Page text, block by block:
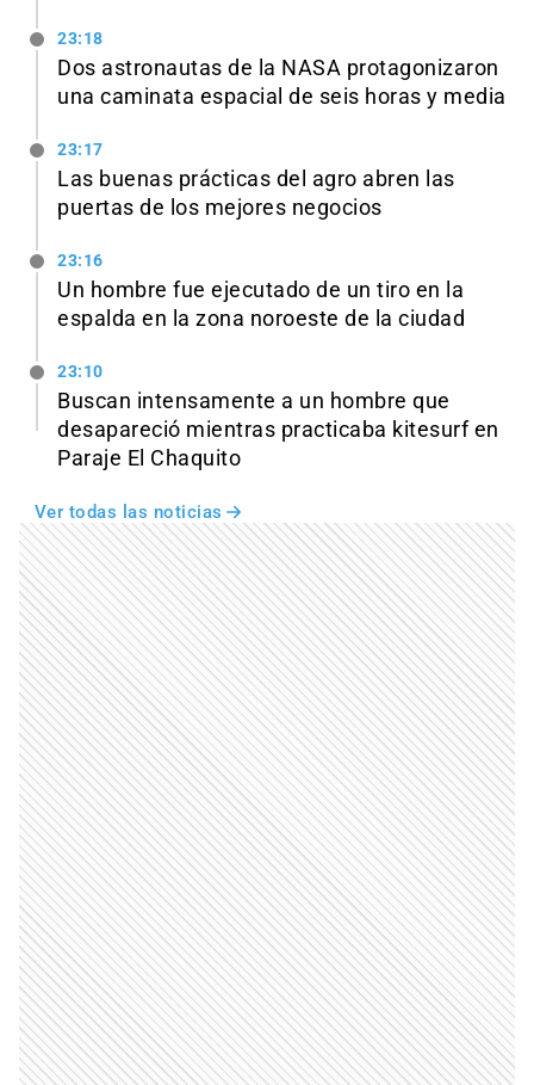
23:18
Dos astronautas de la NASA protagonizaron
una caminata espacial de seis horas y media
23:17
Las buenas prácticas del agro abren las
puertas de los mejores negocios
23:16
Un hombre fue ejecutado de un tiro en la
espalda en la zona noroeste de la ciudad
23:10
Buscan intensamente a un hombre que
desapareció mientras practicaba kitesurf en
Paraje El Chaquito
Ver todas las noticias